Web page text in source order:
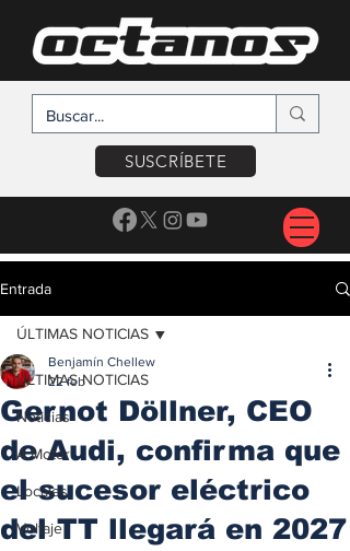
SUSCRÍBETE
Entrada
ÚLTIMAS NOTICIAS
Noticias
A Motor
Locales
Voltaje
ÚLTIMAS NOTICIAS
Gernot Döllner, CEO
de Audi, confirma que
el sucesor eléctrico
del TT llegará en 2027
Benjamín Chellew
22 feb